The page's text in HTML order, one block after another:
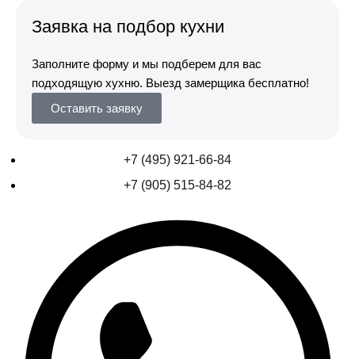
Заявка на подбор кухни
Заполните форму и мы подберем для вас
подходящую хухню. Выезд замерщика бесплатно!
Оставить заявку
+7 (495) 921-66-84
+7 (905) 515-84-82